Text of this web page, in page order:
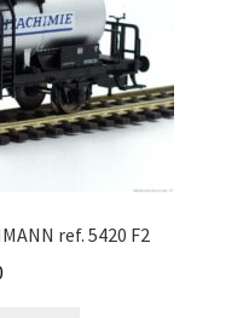
ref. 5420 F2